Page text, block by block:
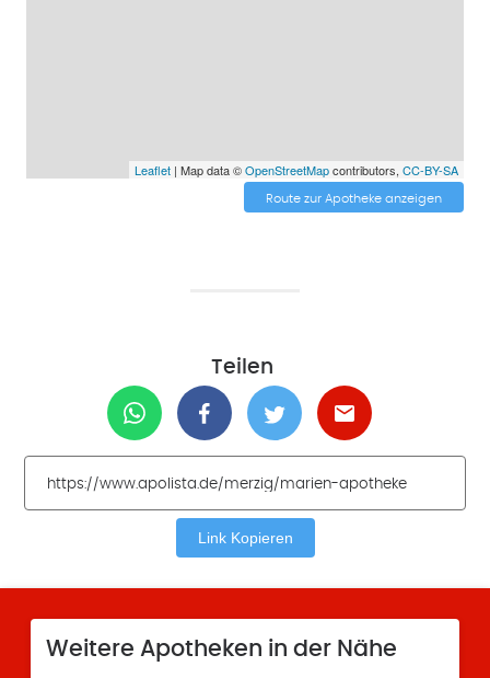
Leaflet| Map data ©OpenStreetMapcontributors, CC-BY-SA
Route zur Apotheke anzeigen
Teilen
Link Kopieren
Weitere Apotheken in der Nähe